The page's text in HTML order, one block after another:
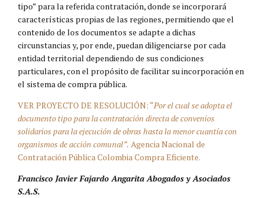
tipo” para la referida contratación, donde se incorporará
características propias de las regiones, permitiendo que el
contenido de los documentos se adapte a dichas
circunstancias y, por ende, puedan diligenciarse por cada
entidad territorial dependiendo de sus condiciones
particulares, con el propósito de facilitar su incorporación en
el sistema de compra pública.
VER PROYECTO DE RESOLUCIÓN: “Por el cual se adopta el
documento tipo para la contratación directa de convenios
solidarios para la ejecución de obras hasta la menor cuantía con
organismos de acción comunal”. Agencia Nacional de
Contratación Pública Colombia Compra Eficiente.
Francisco Javier Fajardo Angarita Abogados y Asociados
S.A.S.